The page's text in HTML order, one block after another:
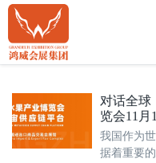
对话全球
览会11月
我国作为
据着重要